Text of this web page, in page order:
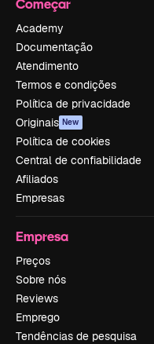
Começar
Academy
Documentação
Atendimento
Termos e condições
Política de privacidade
Originais New
Política de cookies
Central de confiabilidade
Afiliados
Empresas
Empresa
Preços
Sobre nós
Reviews
Emprego
Tendências de pesquisa